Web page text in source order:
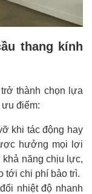
thang kính
thành chọn lựa
điểm:
khi tác động hay
hưởng mọi lợi
năng chịu lực,
tới chi phí bảo trì.
nhiệt độ nhanh